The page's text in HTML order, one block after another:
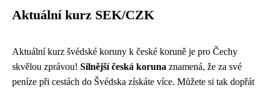
Aktuální kurz SEK/CZK
Aktuální kurz švédské koruny k české koruně je pro Čechy
skvělou zprávou! Silnější česká koruna znamená, že za své
peníze při cestách do Švédska získáte více. Můžete si tak dopřát